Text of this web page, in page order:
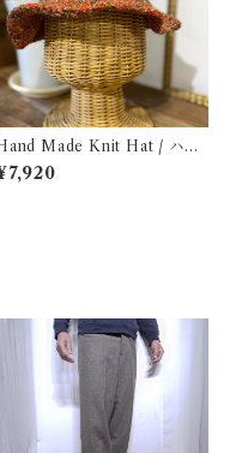
Made Knit Hat / ハン
メイド ニット ハット